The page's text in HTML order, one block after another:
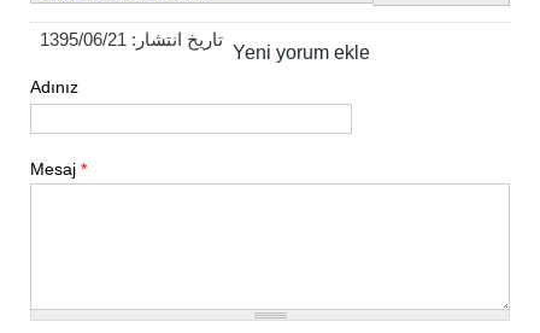
تاریخ انتشار: 1395/06/21
Yeni yorum ekle
Adınız
Mesaj *